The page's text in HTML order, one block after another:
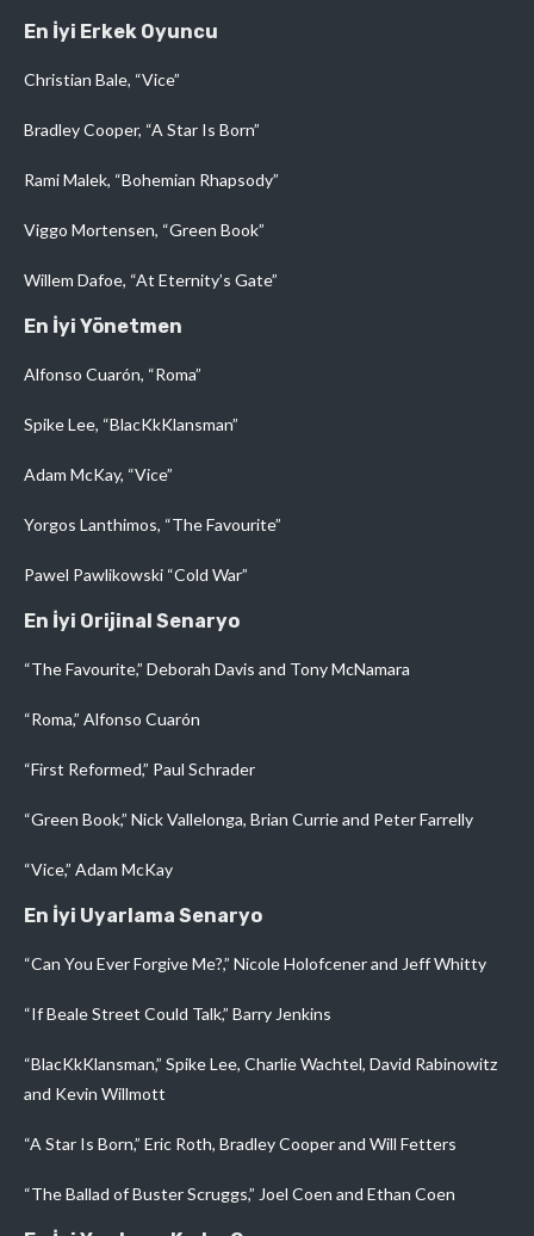
En İyi Erkek Oyuncu
Christian Bale, “Vice”
Bradley Cooper, “A Star Is Born”
Rami Malek, “Bohemian Rhapsody”
Viggo Mortensen, “Green Book”
Willem Dafoe, “At Eternity’s Gate”
En İyi Yönetmen
Alfonso Cuarón, “Roma”
Spike Lee, “BlacKkKlansman”
Adam McKay, “Vice”
Yorgos Lanthimos, “The Favourite”
Pawel Pawlikowski “Cold War”
En İyi Orijinal Senaryo
“The Favourite,” Deborah Davis and Tony McNamara
“Roma,” Alfonso Cuarón
“First Reformed,” Paul Schrader
“Green Book,” Nick Vallelonga, Brian Currie and Peter Farrelly
“Vice,” Adam McKay
En İyi Uyarlama Senaryo
“Can You Ever Forgive Me?,” Nicole Holofcener and Jeff Whitty
“If Beale Street Could Talk,” Barry Jenkins
“BlacKkKlansman,” Spike Lee, Charlie Wachtel, David Rabinowitz
and Kevin Willmott
“A Star Is Born,” Eric Roth, Bradley Cooper and Will Fetters
“The Ballad of Buster Scruggs,” Joel Coen and Ethan Coen